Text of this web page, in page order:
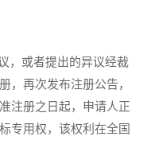
或者提出的异议经裁
，再次发布注册公告，
注册之日起，申请人正
专用权，该权利在全国